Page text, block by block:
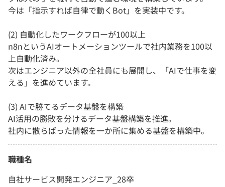
今は「指示すれば自律で動くBot」を実装中です。
(2) 自動化したワークフローが100以上
n8nというAIオートメーションツールで社内業務を100以
上自動化済み。
次はエンジニア以外の全社員にも展開し、「AIで仕事を変
える」を進めています。
(3) AIで勝てるデータ基盤を構築
AI活用の勝敗を分けるデータ基盤構築を推進。
社内に散らばった情報を一か所に集める基盤を構築中。
職種名
自社サービス開発エンジニア_28卒